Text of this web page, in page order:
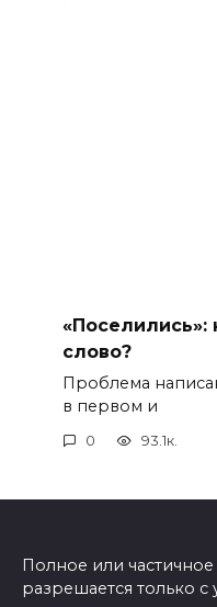
«Поселились»:
слово?
Проблема
в первом и
0 93.1к.
Полное или
разрешается только с